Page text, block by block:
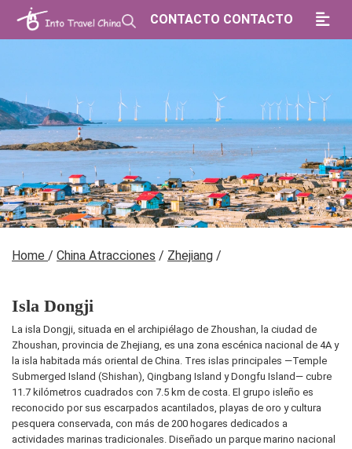
CONTACTO CONTACTO
Home / China Atracciones / Zhejiang /
Isla Dongji
La isla Dongji, situada en el archipiélago de Zhoushan, la ciudad de
Zhoushan, provincia de Zhejiang, es una zona escénica nacional de 4A y
la isla habitada más oriental de China. Tres islas principales —Temple
Submerged Island (Shishan), Qingbang Island y Dongfu Island— cubre
11.7 kilómetros cuadrados con 7.5 km de costa. El grupo isleño es
reconocido por sus escarpados acantilados, playas de oro y cultura
pesquera conservada, con más de 200 hogares dedicados a
actividades marinas tradicionales. Diseñado un parque marino nacional